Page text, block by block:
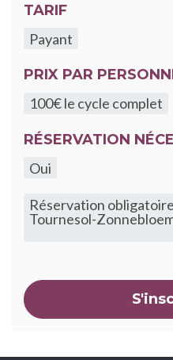
TARIF
Payant
PRIX PAR
100€ le cycle complet
RÉSERVATION
Oui
Réservation
Tournesol-